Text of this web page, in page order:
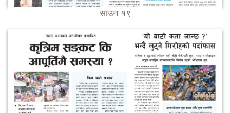
साउन १९